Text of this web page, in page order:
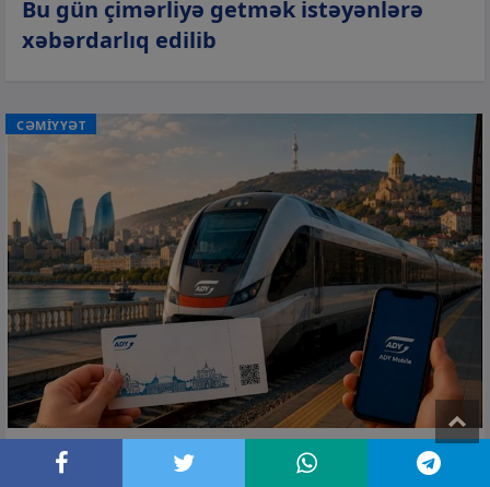
Bu gün çimərliyə getmək istəyənlərə
xəbərdarlıq edilib
CƏMİYYƏT
06 avq 2026, 10:27